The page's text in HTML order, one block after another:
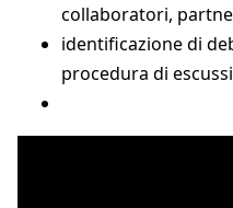
collaboratori,
identificazione di
procedura di